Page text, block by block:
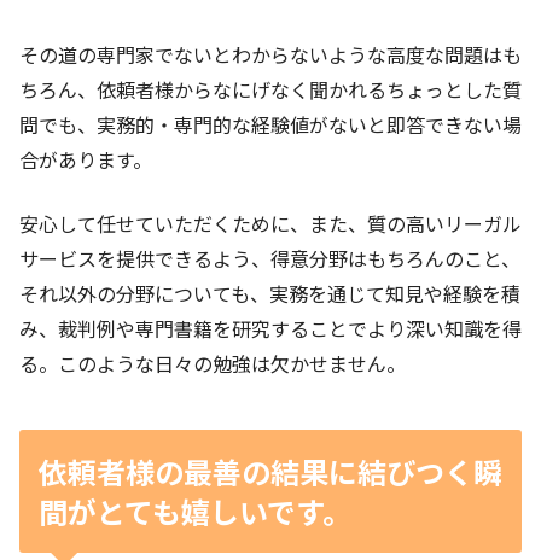
その道の専門家でないとわからないような高度な問題はも
ちろん、依頼者様からなにげなく聞かれるちょっとした質
問でも、実務的・専門的な経験値がないと即答できない場
合があります。
安心して任せていただくために、また、質の高いリーガル
サービスを提供できるよう、得意分野はもちろんのこと、
それ以外の分野についても、実務を通じて知見や経験を積
み、裁判例や専門書籍を研究することでより深い知識を得
る。このような日々の勉強は欠かせません。
依頼者様の最善の結果に結びつく瞬
間がとても嬉しいです。